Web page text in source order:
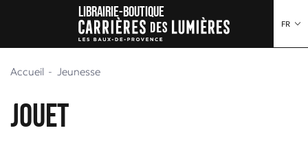
FR
Librairie-boutique
Accueil Jeunesse
Jouet